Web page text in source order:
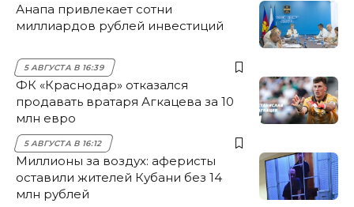
Анапа привлекает сотни
миллиардов рублей инвестиций
5 АВГУСТА В 16:39
ФК «Краснодар» отказался
продавать вратаря Агкацева за 10
млн евро
5 АВГУСТА В 16:12
Миллионы за воздух: аферисты
оставили жителей Кубани без 14
млн рублей